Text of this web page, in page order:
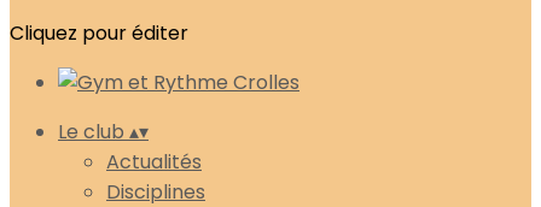
Cliquez pour éditer
Le club ▴▾
Actualités
Disciplines